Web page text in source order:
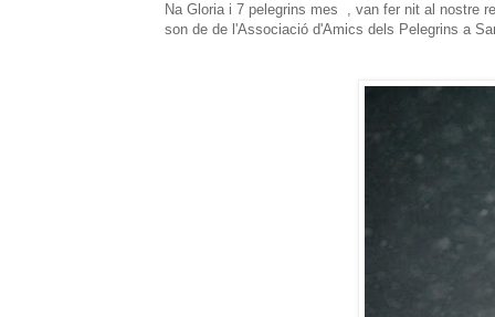
Na Gloria i 7 pelegrins mes , van fer nit al nostre
son de de l'Associació d'Amics dels Pelegrins a